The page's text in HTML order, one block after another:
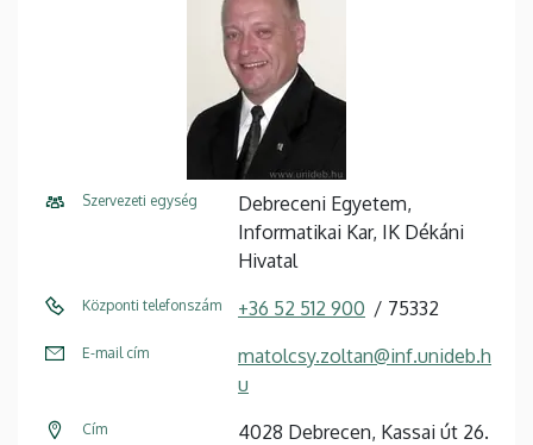
Szervezeti egység
Debreceni Egyetem,
Informatikai Kar, IK Dékáni
Hivatal
Központi telefonszám +36 52 512 900 75332
E-mail cím
matolcsy.zoltan@inf.unideb.h
u
Cím 4028 Debrecen, Kassai út 26.